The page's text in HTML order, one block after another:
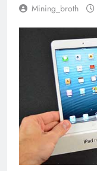
Mining_broth